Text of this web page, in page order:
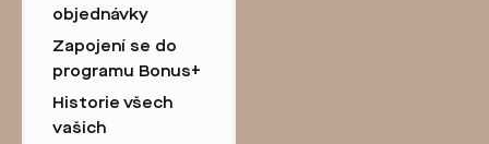
objednávky
Zapojení se do
programu Bonus+
Historie všech
vašich